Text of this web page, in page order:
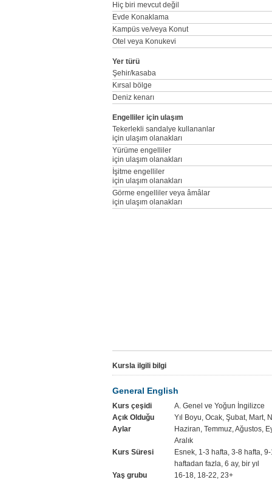
Hiç biri mevcut değil
Evde Konaklama
Kampüs ve/veya Konut
Otel veya Konukevi
Yer türü
Şehir/kasaba
Kırsal bölge
Deniz kenarı
Engelliler için ulaşım
Tekerlekli sandalye kullananlar
için ulaşım olanakları
Yürüme engelliler
için ulaşım olanakları
İşitme engelliler
için ulaşım olanakları
Görme engelliler veya âmâlar
için ulaşım olanakları
Kursla ilgili bilgi
General English
Kurs çeşidi
A. Genel ve Yoğun İngilizce
Açık Olduğu
Aylar
Yıl Boyu, Ocak, Şubat, Mart,
Haziran, Temmuz, Ağustos,
Aralık
Kurs Süresi
Esnek, 1-3 hafta, 3-8 hafta,
haftadan fazla, 6 ay, bir yıl
Yaş grubu
16-18, 18-22, 23+